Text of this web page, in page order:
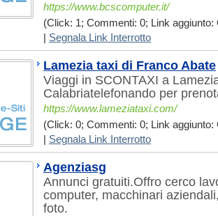
https://www.bcscomputer.it/
(Click: 1; Commenti: 0; Link aggiunto:
Segnala Link Interrotto
Lamezia taxi di Franco Abate
Viaggi in SCONTAXI a
Calabriatelefonando per
https://www.lameziataxi.com/
(Click: 0; Commenti: 0; Link aggiunto:
Segnala Link Interrotto
Agenziasg
Annunci gratuiti.Offro cerco
computer, macchinari
foto.